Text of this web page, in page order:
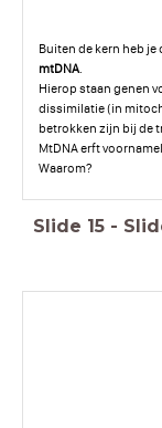
Buiten de kern heb
mtDNA.
Hierop staan genen
dissimilatie (in
betrokken zijn bij de
MtDNA erft
Waarom?
Slide 15 -